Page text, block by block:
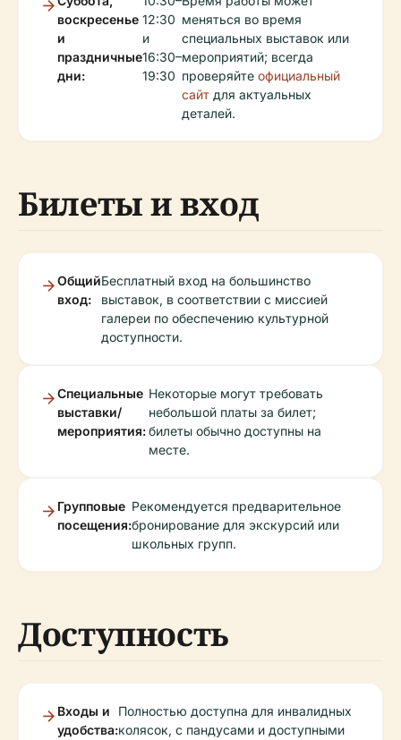
воскресенье
и
праздничные
дни:
12:30
и
16:30–
19:30
меняться во время
специальных выставок или
мероприятий; всегда
проверяйте официальный
сайт для актуальных
деталей.
Билеты и вход
Общий
вход:
Бесплатный вход на большинство
выставок, в соответствии с миссией
галереи по обеспечению культурной
доступности.
Специальные
выставки/
мероприятия:
Некоторые могут требовать
небольшой платы за билет;
билеты обычно доступны на
месте.
Групповые
посещения:
Рекомендуется предварительное
бронирование для экскурсий или
школьных групп.
Доступность
Входы и
удобства:
Полностью доступна для инвалидных
колясок, с пандусами и доступными